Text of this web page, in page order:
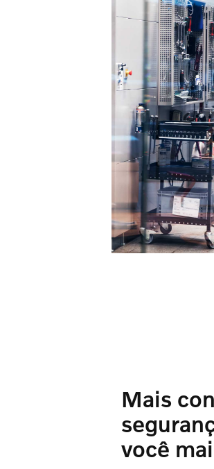
Mais
você